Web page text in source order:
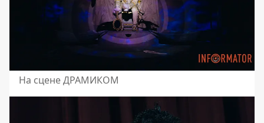
На сцене ДРАМИКОМ